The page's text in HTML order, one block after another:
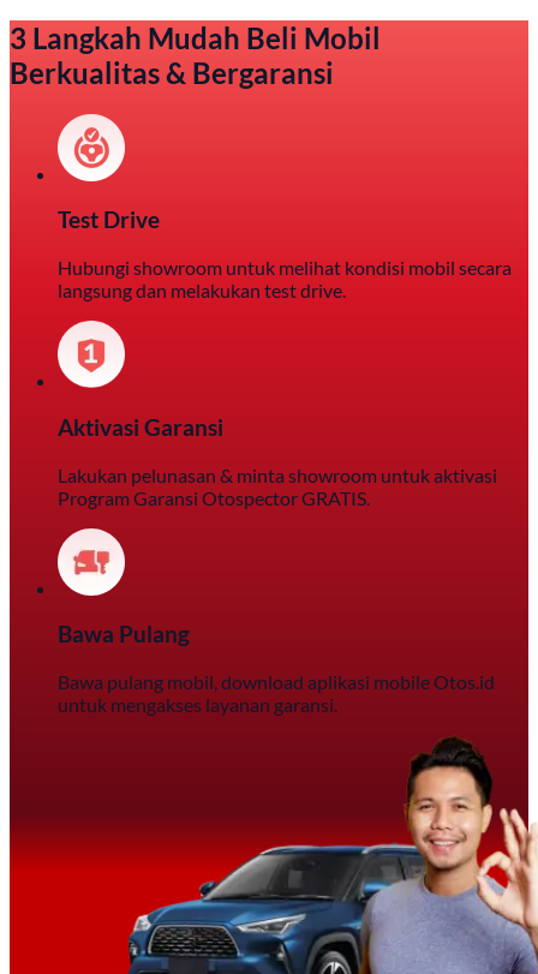
3 Langkah Mudah Beli Mobil
Berkualitas & Bergaransi
Test Drive
Hubungi showroom untuk melihat kondisi mobil secara
langsung dan melakukan test drive.
Aktivasi Garansi
Lakukan pelunasan & minta showroom untuk aktivasi
Program Garansi Otospector GRATIS.
Bawa Pulang
Bawa pulang mobil, download aplikasi mobile Otos.id
untuk mengakses layanan garansi.